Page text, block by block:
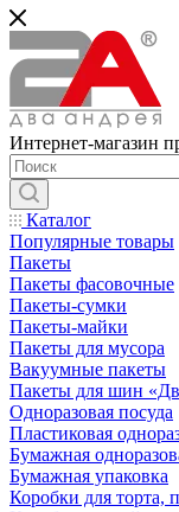
Интернет-магазин
Каталог
Популярные товары
Пакеты
Пакеты фасовочные
Пакеты-сумки
Пакеты-майки
Пакеты для мусора
Вакуумные пакеты
Пакеты для шин
Одноразовая посуда
Пластиковая
Бумажная
Бумажная упаковка
Коробки для торта,